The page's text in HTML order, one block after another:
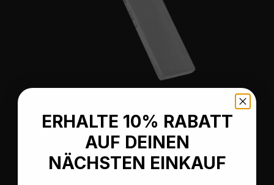
Dia-Sharp® Diamant Taschenschleifstein 4"
ERHALTE 10% RABATT
AUF DEINEN
NÄCHSTEN EINKAUF